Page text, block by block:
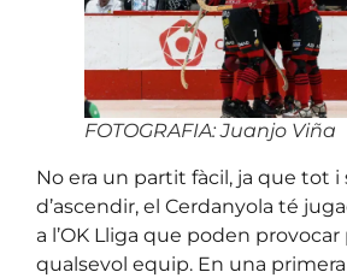
FOTOGRAFIA: Juanjo Viña
No era un partit fàcil, ja que tot i
d’ascendir, el Cerdanyola té
a l’OK Lliga que poden
qualsevol equip. En una